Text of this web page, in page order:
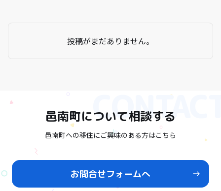
投稿がまだありません。
邑南町について相談する
邑南町への移住にご興味のある方はこちら
お問合せフォームへ